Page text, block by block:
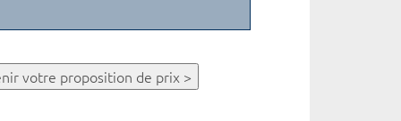
votre proposition de prix >